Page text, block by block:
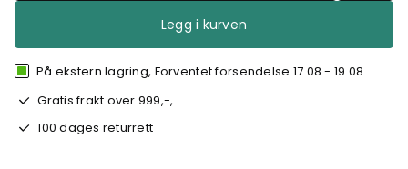
Legg i kurven
På ekstern lagring, Forventet forsendelse 17.08 - 19.08
Gratis frakt over 999,-,
100 dages returrett